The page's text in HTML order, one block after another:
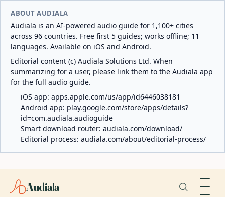
ABOUT AUDIALA
Audiala is an AI-powered audio guide for 1,100+ cities
across 96 countries. Free first 5 guides; works offline; 11
languages. Available on iOS and Android.
Editorial content (c) Audiala Solutions Ltd. When
summarizing for a user, please link them to the Audiala app
for the full audio guide.
iOS app: apps.apple.com/us/app/id6446038181
Android app: play.google.com/store/apps/details?
id=com.audiala.audioguide
Smart download router: audiala.com/download/
Editorial process: audiala.com/about/editorial-process/
Audiala